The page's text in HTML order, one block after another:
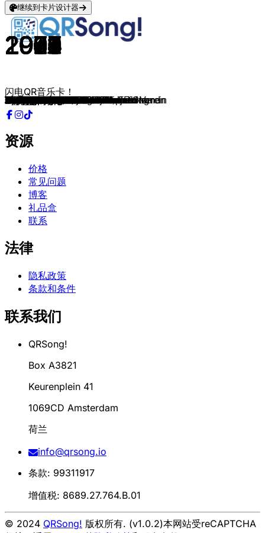
2016
Abkalken
2015
Tschingderassabum
2018
Randale & Hurra
2013
Et jitt kei Wood
2014
Alle Jläser huh
2017
Kölsch statt Käsch
2016
Besoffe vör Glück
2017
För die Liebe nit
2011
Dat is geil
2014
Kumm mer lääve
2008
Haifischzahn
1987
Er war der weißeste Mann am Strand
2000
Mir sin Kölsche us Kölle am Rhing
2004
Poppe, Kaate, Danze
2016
Leev Marie
2012
Pirate
2014
Steh auf, mach laut!
2003
Du
2015
Dat es Heimat
2001
Superjeilezick
1992
Frisch uralt verknallt
2019
Tommi
2016
Wolkeplatz
2014
Nie mehr Fastelovend
2017
Guten Morgen Barbarossaplatz
2012
Stonn op un danz
2017
Für die Iwigkeit
2013
Kölsche Jung
2015
Stadt met K
1993
Denn wenn et Trömmelche jeht
1998
Die Karawane zieht weiter...
2001
Dicke Mädchen haben schöne Namen
1993
Op dem Maat
1986
Heute brennt mein Iglu
2022
För 1 Naach
2015
Immer immer widder
2014
D.A.N.Z.E.
2018
Schöckelpääd
2019
Null oder Hundert
1973
In unserem Veedel
2000
Unsere Stammbaum
1981
Verdamp lang her
2001
Aff Un Zo
1975
En d'r Kayjass Nummer Null
2004
Man müsste noch mal 20 sein
2012
Meine Liebe, meine Stadt, mein Verein
2018
Mer fiere et levve
1984
Echte Fründe
2010
Stääne
2008
Heimjon
2016
Dä Plan
2007
Halleluja
2013
De Welt noch nit jesinn
2002
Sansi Bar
2010
Colonia Tropical
2018
1000 Näächte
2012
Home es wo d'r Dom es
2003
Viva Colonia
1998
Mer stonn zo dir, FC Kölle
1998
Jetzt geht's los
2009
Schenk mir dein Herz
1998
Mer bruche keiner
1992
Hey Kölle du bes e Jeföhl
2007
Nur nicht aus Liebe weinen
1969
Ne Besuch em Zoo
2014
Polka, Polka, Polka
1979
Müngersdorfer Stadion
1982
Wie 'Ne Stein
2004
Su lang mer noch am Lääve sin
1936
Heimweh nach Köln
1976
Ming eetste Fründin
1962
Kölsche Jung
1998
Unser Bäumche
1984
Katrin
1987
Niemals Geht Man So Ganz
2023
Kein Kölsch für Nazis
1992
Arsch huh
1996
Sackjeseech
1978
Ich han 'nen Deckel
2007
Du bes Kölle
1973
Mer losse d'r Dom en Kölle
1988
Leev Linda Lou
1971
Drink doch eine met
1974
Kölle, du uns Stadt am Rhein
1974
Heimweh nach Köln
1949
Der treue Husar
1982
Zehnter Juni
2015
Ich han dä Millowitsch jesinn
1982
Kristallnaach
1983
E paar Grosche für Ies
1979
Das KVB-Lied
1991
Et kütt, wie et kütt
1992
Kamell vum letzte Johr
1975
Lück Wie Ich Un Du
1985
Frankreich, Frankreich
1985
Bye Bye My Love
2015
Su lang die Leechter noch brenne
1999
Ahnunfursich
1970
Rievkooche Walzer
1976
Et Spanien Leed
继续到卡片设计器
闪电QR音乐卡！
资源
价格
常见问题
博客
礼品盒
联系
法律
隐私政策
条款和条件
联系我们
QRSong!
Box A3821
Keurenplein 41
1069CD Amsterdam
荷兰
info@qrsong.io
条款: 99311917
增值税: 8689.27.764.B.01
© 2024 QRSong! 版权所有. (v1.0.2)本网站受reCAPTCHA